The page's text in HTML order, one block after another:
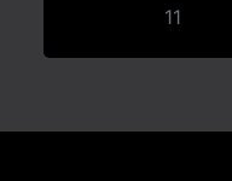
11